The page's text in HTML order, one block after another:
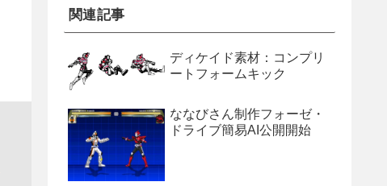
関連記事
ディケイド素材：コンプリ
ートフォームキック
ななびさん制作フォーゼ・
ドライブ簡易AI公開開始